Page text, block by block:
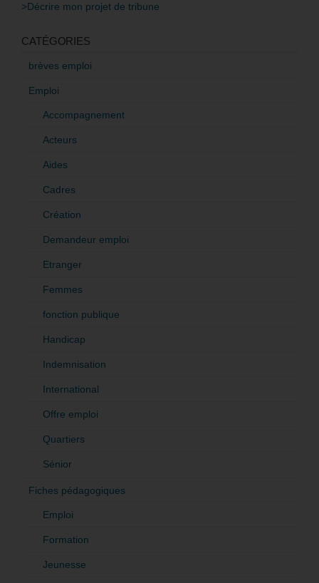
>Décrire mon projet de tribune
CATÉGORIES
brèves emploi
Emploi
Accompagnement
Acteurs
Aides
Cadres
Création
Demandeur emploi
Etranger
Femmes
fonction publique
Handicap
Indemnisation
International
Offre emploi
Quartiers
Sénior
Fiches pédagogiques
Emploi
Formation
Jeunesse